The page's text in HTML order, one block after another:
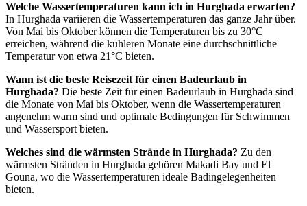
Welche Wassertemperaturen kann ich in Hurghada erwarten?
In Hurghada variieren die Wassertemperaturen das ganze Jahr über.
Von Mai bis Oktober können die Temperaturen bis zu 30°C
erreichen, während die kühleren Monate eine durchschnittliche
Temperatur von etwa 21°C bieten.
Wann ist die beste Reisezeit für einen Badeurlaub in
Hurghada? Die beste Zeit für einen Badeurlaub in Hurghada sind
die Monate von Mai bis Oktober, wenn die Wassertemperaturen
angenehm warm sind und optimale Bedingungen für Schwimmen
und Wassersport bieten.
Welches sind die wärmsten Strände in Hurghada? Zu den
wärmsten Stränden in Hurghada gehören Makadi Bay und El
Gouna, wo die Wassertemperaturen ideale Badingelegenheiten
bieten.